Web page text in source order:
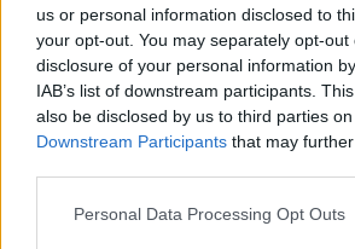
us or personal information disclosed to
your opt-out. You may separately opt-
disclosure of your personal information
IAB’s list of downstream participants.
also be disclosed by us to third parties
Downstream Participants that may
Personal Data Processing Opt Outs
Klikni pre zobrazenie